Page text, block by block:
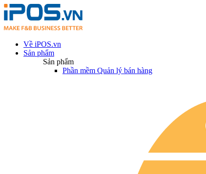
Về iPOS.vn
Sản phẩm
Sản phẩm
Phần mềm Quản lý bán hàng